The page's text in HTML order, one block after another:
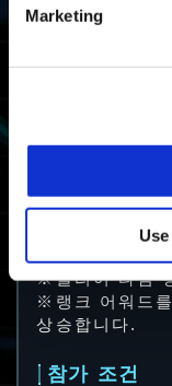
Marketing파이터
로 획득할 수
※새비지 건틀
과가 표시됩니
※클리어 타임
※랭크 어워드
상승합니다.
참가 조건